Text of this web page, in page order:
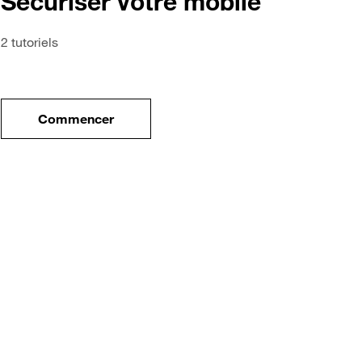
nouveau mobile
2 tutoriels
Commencerle tuto pour Sécuriser votre mobile